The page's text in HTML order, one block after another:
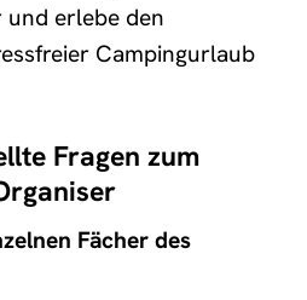
und erlebe den
Campingurlaub
Fragen zum
Fächer des